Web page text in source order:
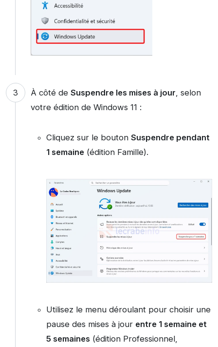
À côté de Suspendre les mises à jour, selon
votre édition de Windows 11 :
Cliquez sur le bouton Suspendre pendant
1 semaine(édition Famille).
Utilisez le menu déroulant pour choisir une
pause des mises à jour entre 1 semaine et
5 semaines(édition Professionnel,